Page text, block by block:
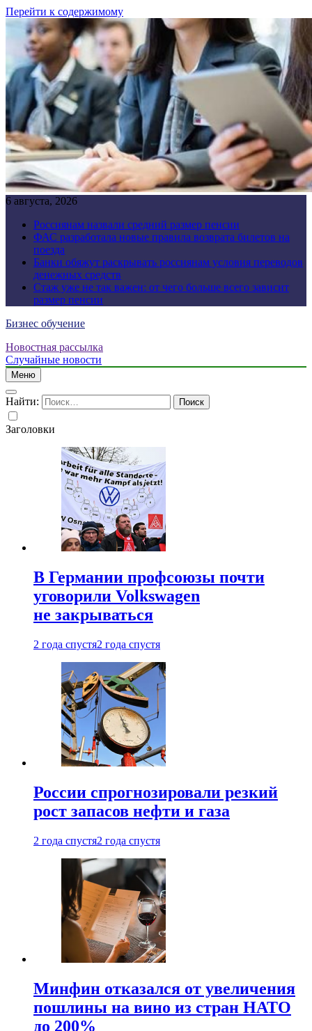
Перейти к содержимому
6 августа, 2026
Россиянам назвали средний размер пенсии
ФАС разработала новые правила возврата билетов на
поезда
Банки обяжут раскрывать россиянам условия переводов
денежных средств
Стаж уже не так важен: от чего больше всего зависит
размер пенсии
Бизнес обучение
Новостная рассылка
Случайные новости
Меню
Найти:
Заголовки
В Германии профсоюзы почти
уговорили Volkswagen
не закрываться
2 года спустя2 года спустя
России спрогнозировали резкий
рост запасов нефти и газа
2 года спустя2 года спустя
Минфин отказался от увеличения
пошлины на вино из стран НАТО
до 200%